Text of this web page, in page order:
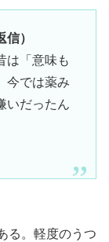
）
は「意味も
今では薬み
いだったん
る。軽度のうつ